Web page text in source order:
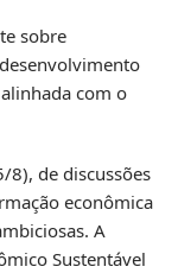
sobre
com o
de discussões
econômica
A
Sustentável